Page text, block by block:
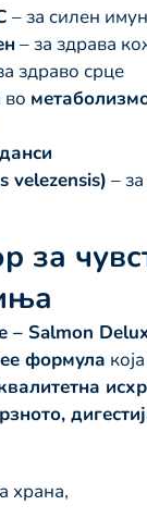
– за силен
– за здрава
здраво срце
velezensis) –
за
– Salmon
формула
храна,